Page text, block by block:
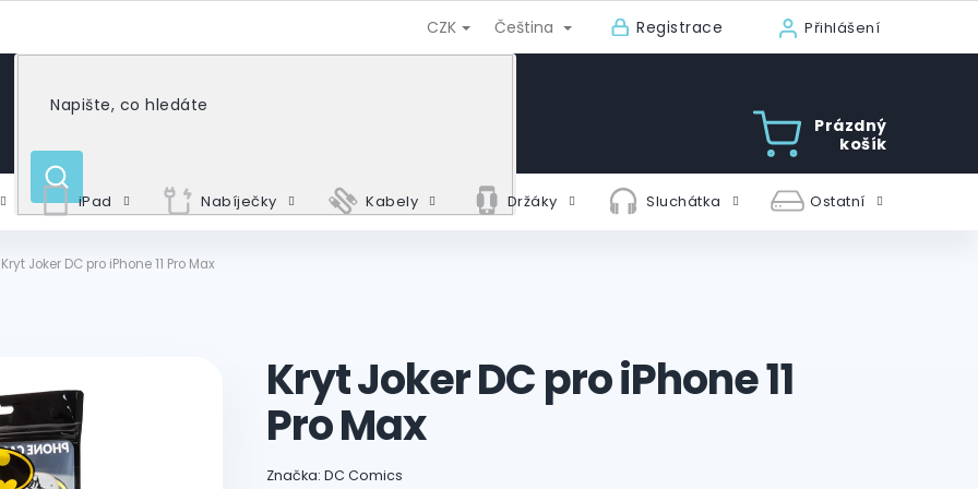
CZK Čeština Registrace Přihlášení
HLEDAT
Prázdný
košík
iPad Nabíječky Kabely Držáky Sluchátka Ostatní
Kryt Joker DC pro iPhone 11 Pro Max
Kryt Joker DC pro iPhone 11
Pro Max
Značka: DC Comics